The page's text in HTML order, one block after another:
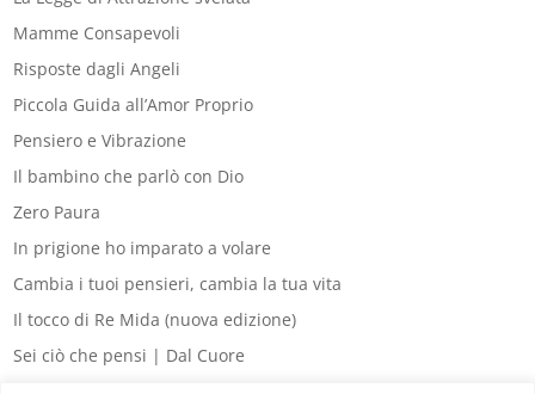
Mamme Consapevoli
Risposte dagli Angeli
Piccola Guida all’Amor Proprio
Pensiero e Vibrazione
Il bambino che parlò con Dio
Zero Paura
In prigione ho imparato a volare
Cambia i tuoi pensieri, cambia la tua vita
Il tocco di Re Mida (nuova edizione)
Sei ciò che pensi | Dal Cuore